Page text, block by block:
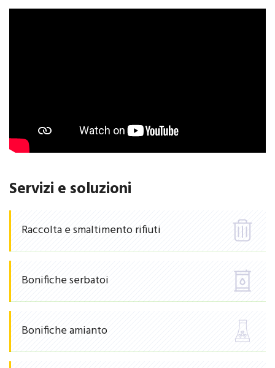
Servizi e soluzioni
Raccolta e smaltimento rifiuti
Bonifiche serbatoi
Bonifiche amianto